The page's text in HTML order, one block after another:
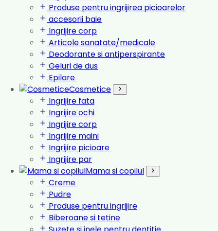
Produse pentru ingrijirea picioarelor
accesorii baie
Ingrijire corp
Articole sanatate/medicale
Deodorante si antiperspirante
Geluri de dus
Epilare
Cosmetice
Ingrijire fata
Ingrijire ochi
Ingrijire corp
Ingrijire maini
Ingrijire picioare
Ingrijire par
Mama si copilul
Creme
Pudre
Produse pentru ingrijire
Biberoane si tetine